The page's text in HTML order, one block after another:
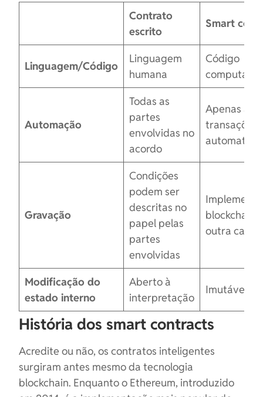
Contrato
escrito
Smart
Linguagem/Código
Linguagem
humana
Código
Automação
Todas as
partes
envolvidas no
acordo
Apenas as
transações
Gravação
Condições
podem ser
descritas no
papel pelas
partes
envolvidas
blockchain
outra
Modificação do
estado interno
Aberto à
interpretação
Imutável
História dos smart contracts
Acredite ou não, os contratos inteligentes
surgiram antes mesmo da tecnologia
blockchain. Enquanto o Ethereum, introduzido